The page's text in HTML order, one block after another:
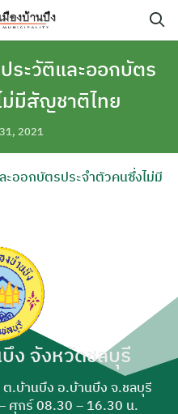
ระวัติและออกบัตร
ม่มีสัญชาติไทย
2021
ะออกบัตรประจำตัวคนซึ่งไม่มี
ง จังหวัดชลบุรี
.บ้านบึง อ.บ้านบึง จ.ชลบุรี
ศุกร์ 08.30 – 16.30 น.